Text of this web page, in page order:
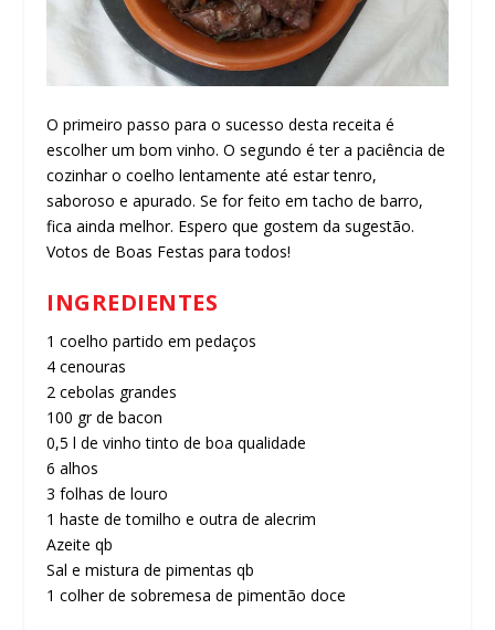
O primeiro passo para o sucesso desta receita é
escolher um bom vinho. O segundo é ter a paciência de
cozinhar o coelho lentamente até estar tenro,
saboroso e apurado. Se for feito em tacho de barro,
fica ainda melhor. Espero que gostem da sugestão.
Votos de Boas Festas para todos!
INGREDIENTES
1 coelho partido em pedaços
4 cenouras
2 cebolas grandes
100 gr de bacon
0,5 l de vinho tinto de boa qualidade
6 alhos
3 folhas de louro
1 haste de tomilho e outra de alecrim
Azeite qb
Sal e mistura de pimentas qb
1 colher de sobremesa de pimentão doce